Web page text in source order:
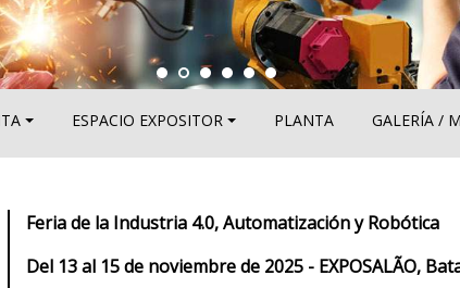
ESPACIO EXPOSITOR PLANTA GALERÍA /
Feria de la Industria 4.0, Automatización y Robótica
Del 13 al 15 de noviembre de 2025 - EXPOSALÃO,